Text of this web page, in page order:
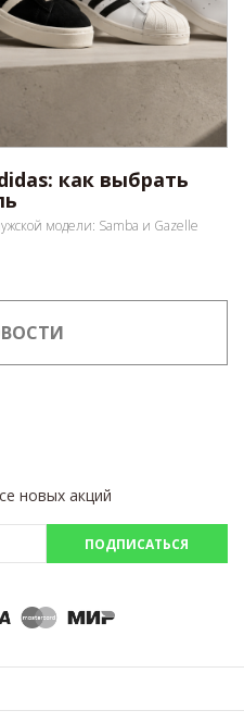
как выбрать
модели: Samba и Gazelle
новых акций
ПОДПИСАТЬСЯ